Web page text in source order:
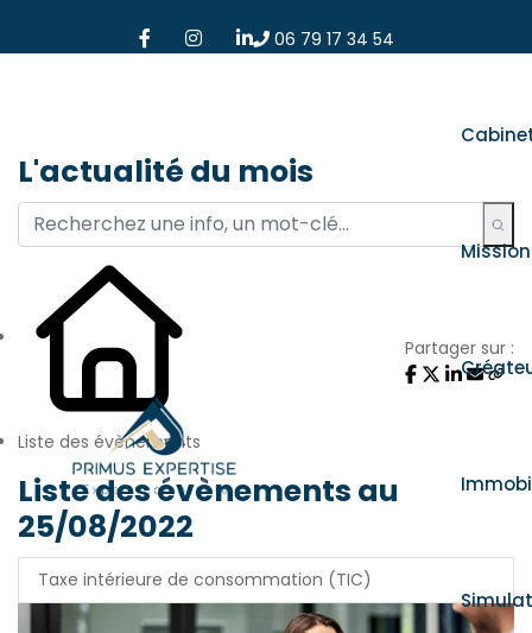
06 79 17 34 54
L'actualité du mois
Liste des évènements
Partager sur :
Liste des évènements au
25/08/2022
Taxe intérieure de consommation (TIC)